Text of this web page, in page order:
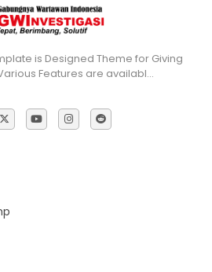
is Designed Theme for Giving
Features are availabl…